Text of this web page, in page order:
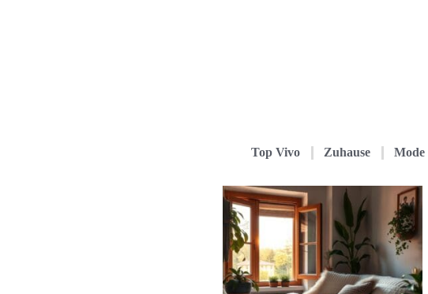
Top Vivo Zuhause Mode